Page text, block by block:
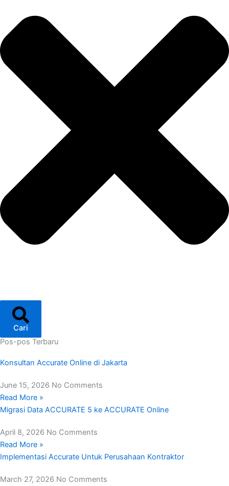
Cari
Pos-pos Terbaru
Konsultan Accurate Online di Jakarta
June 15, 2026 No Comments
Read More »
Migrasi Data ACCURATE 5 ke ACCURATE Online
April 8, 2026 No Comments
Read More »
Implementasi Accurate Untuk Perusahaan Kontraktor
March 27, 2026 No Comments